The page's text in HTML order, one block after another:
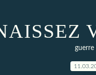
guerre